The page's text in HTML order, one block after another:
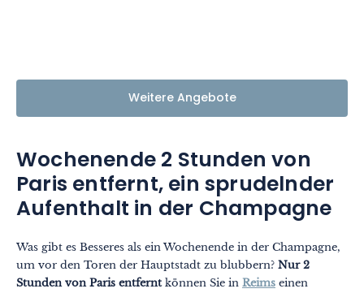
Weitere Angebote
Wochenende 2 Stunden von
Paris entfernt, ein sprudelnder
Aufenthalt in der Champagne
Was gibt es Besseres als ein Wochenende in der Champagne,
um vor den Toren der Hauptstadt zu blubbern? Nur 2
Stunden von Paris entferntkönnen Sie in Reims einen